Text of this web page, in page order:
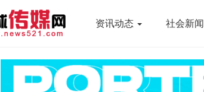
资讯动态 社会新闻